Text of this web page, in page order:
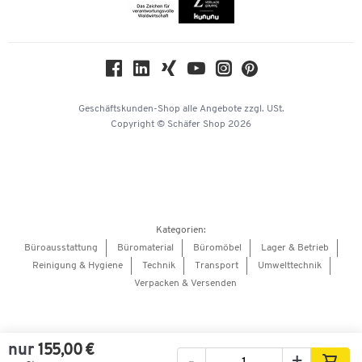
nur 155,00 €
KinderHerz Zukunftsfonds
Barrierefreiheitserklärung
Onlinebewerbung Lieferant
Geschäftskunden-Shop alle Angebote zzgl. USt.
Copyright © Schäfer Shop 2026
Kategorien:
Büroausstattung
Büromaterial Büromöbel
Lager & Betrieb
Reinigung & Hygiene
Technik Transport
Umwelttechnik
Verpacken & Versenden